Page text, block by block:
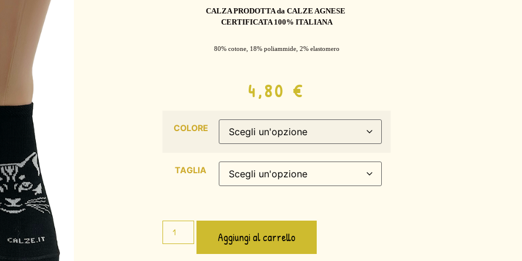
CALZA PRODOTTA da CALZE AGNESE
CERTIFICATA 100% ITALIANA
80% cotone, 18% poliammide, 2% elastomero
4,80 €
COLORE
TAGLIA
Aggiungi al carrello